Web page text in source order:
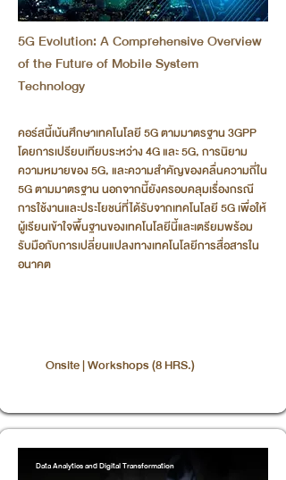
5G Evolution: A Comprehensive Overview
of the Future of Mobile System
Technology
คอร์สนี้เน้นศึกษาเทคโนโลยี 5G ตามมาตรฐาน 3GPP
โดยการเปรียบเทียบระหว่าง 4G และ 5G, การนิยาม
ความหมายของ 5G, และความสำคัญของคลื่นความถี่ใน
5G ตามมาตรฐาน นอกจากนี้ยังครอบคลุมเรื่องกรณี
การใช้งานและประโยชน์ที่ได้รับจากเทคโนโลยี 5G เพื่อให้
ผู้เรียนเข้าใจพื้นฐานของเทคโนโลยีนี้และเตรียมพร้อม
รับมือกับการเปลี่ยนแปลงทางเทคโนโลยีการสื่อสารใน
อนาคต
Onsite | Workshops (8 HRS.)
Data Analytics and Digital Transformation